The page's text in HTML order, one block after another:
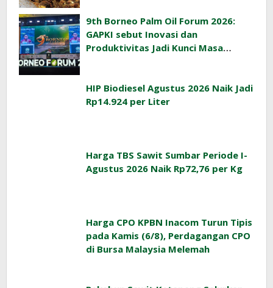
9th Borneo Palm Oil Forum 2026:
GAPKI sebut Inovasi dan
Produktivitas Jadi Kunci Masa
HIP Biodiesel Agustus 2026 Naik Jadi
Rp14.924 per Liter
Harga TBS Sawit Sumbar Periode I-
Agustus 2026 Naik Rp72,76 per Kg
Harga CPO KPBN Inacom Turun Tipis
pada Kamis (6/8), Perdagangan CPO
di Bursa Malaysia Melemah